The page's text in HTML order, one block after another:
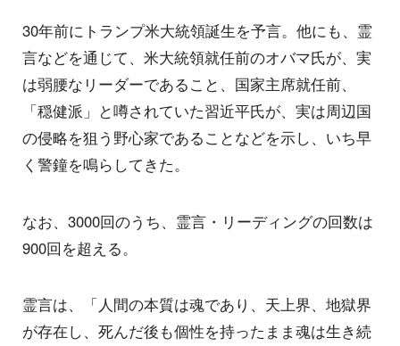
30年前にトランプ米大統領誕生を予言。他にも、霊
言などを通じて、米大統領就任前のオバマ氏が、実
は弱腰なリーダーであること、国家主席就任前、
「穏健派」と噂されていた習近平氏が、実は周辺国
の侵略を狙う野心家であることなどを示し、いち早
く警鐘を鳴らしてきた。
なお、3000回のうち、霊言・リーディングの回数は
900回を超える。
霊言は、「人間の本質は魂であり、天上界、地獄界
が存在し、死んだ後も個性を持ったまま魂は生き続